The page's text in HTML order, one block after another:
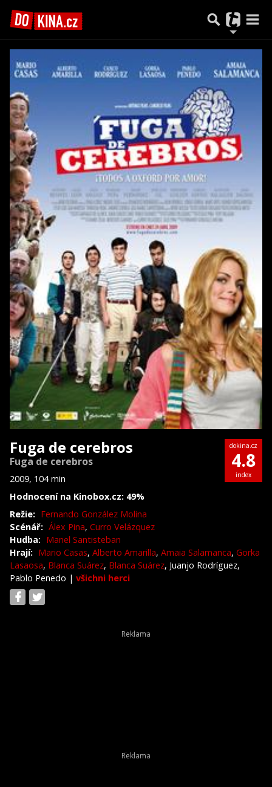
Fuga de cerebros
Fuga de cerebros
2009, 104 min
Hodnocení na Kinobox.cz: 49%
dokina.cz
4.8
index
Režie: Fernando González Molina
Scénář: Álex Pina, Curro Velázquez
Hudba: Manel Santisteban
Hrají: Mario Casas, Alberto Amarilla, Amaia Salamanca, Gorka
Lasaosa, Blanca Suárez, Blanca Suárez, Juanjo Rodríguez,
Pablo Penedo | všichni herci